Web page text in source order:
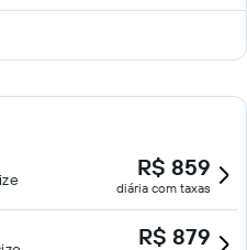
R$ 859
diária com taxas
R$ 879